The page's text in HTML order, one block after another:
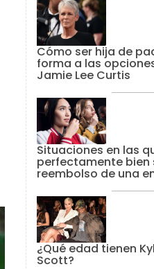
Cómo ser hija de
forma a las
Jamie Lee Curtis
Situaciones en las
perfectamente bien
reembolso de una
¿Qué edad tienen
Scott?